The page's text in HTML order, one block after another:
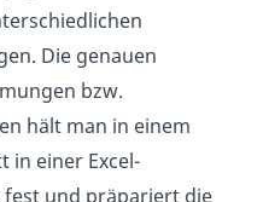
Die genauen
bzw.
hält man in einem
in einer Excel-
fest und präpariert die